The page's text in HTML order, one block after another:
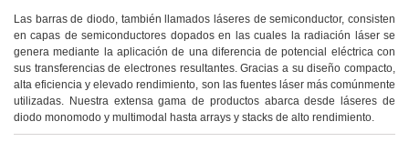
Las barras de diodo, también llamados láseres de semiconductor, consisten
en capas de semiconductores dopados en las cuales la radiación láser se
genera mediante la aplicación de una diferencia de potencial eléctrica con
sus transferencias de electrones resultantes. Gracias a su diseño compacto,
alta eficiencia y elevado rendimiento, son las fuentes láser más comúnmente
utilizadas. Nuestra extensa gama de productos abarca desde láseres de
diodo monomodo y multimodal hasta arrays y stacks de alto rendimiento.